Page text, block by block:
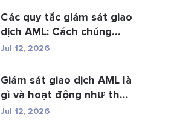
Các quy tắc giám sát giao
dịch AML: Cách chúng
phát hi�...
Jul 12, 2026
Giám sát giao dịch AML là
gì và hoạt động như thế
n...
Jul 12, 2026